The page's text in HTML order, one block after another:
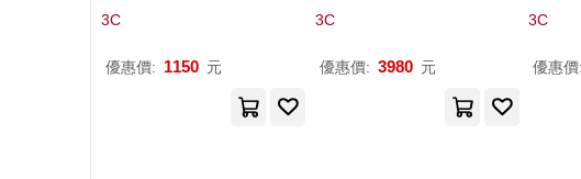
NEW系列 無 DELL
3C
優惠價: 1150 元
3C
優惠價: 3980 元
列
3C
優惠價: